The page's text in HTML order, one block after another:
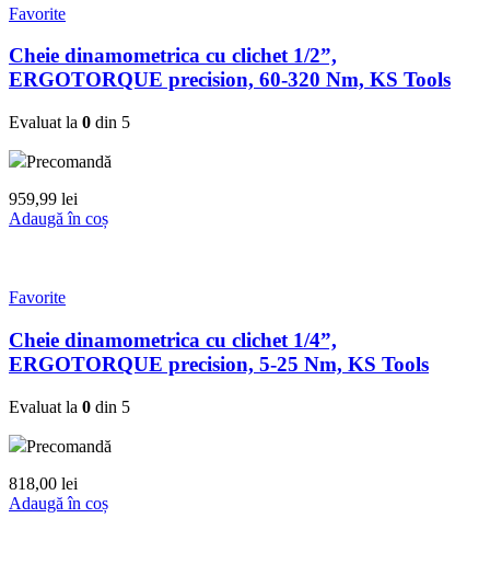
Favorite
Cheie dinamometrica cu clichet 1/2”,
ERGOTORQUE precision, 60-320 Nm, KS Tools
Evaluat la 0 din 5
Precomandă
959,99 lei
Adaugă în coș
Favorite
Cheie dinamometrica cu clichet 1/4”,
ERGOTORQUE precision, 5-25 Nm, KS Tools
Evaluat la 0 din 5
Precomandă
818,00 lei
Adaugă în coș